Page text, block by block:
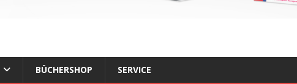
BÜCHERSHOP SERVICE